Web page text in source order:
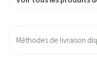
Méthodes de livraison